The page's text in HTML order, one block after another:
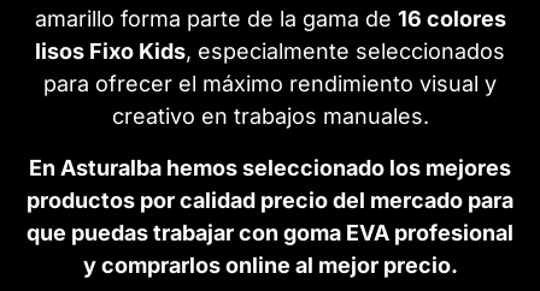
amarillo forma parte de la gama de 16 colores
lisos Fixo Kids, especialmente seleccionados
para ofrecer el máximo rendimiento visual y
creativo en trabajos manuales.
En Asturalba hemos seleccionado los mejores
productos por calidad precio del mercado para
que puedas trabajar con goma EVA profesional
y comprarlos online al mejor precio.